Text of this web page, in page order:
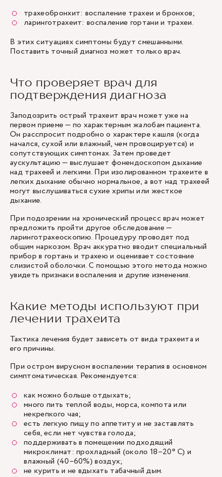
трахеобронхит: воспаление трахеи и бронхов;
ларинготрахеит: воспаление гортани и трахеи.
В этих ситуациях симптомы будут смешанными.
Поставить точный диагноз может только врач.
Что проверяет врач для
подтверждения диагноза
Заподозрить острый трахеит врач может уже на
первом приеме — по характерным жалобам пациента.
Он расспросит подробно о характере кашля (когда
начался, сухой или влажный, чем провоцируется) и
сопутствующих симптомах. Затем проведет
аускультацию — выслушает фонендоскопом дыхание
над трахеей и легкими. При изолированном трахеите в
легких дыхание обычно нормальное, а вот над трахеей
могут выслушиваться сухие хрипы или жесткое
дыхание.
При подозрении на хронический процесс врач может
предложить пройти другое обследование —
ларинготрахеоскопию. Процедуру проводят под
общим наркозом. Врач аккуратно вводит специальный
прибор в гортань и трахею и оценивает состояние
слизистой оболочки. С помощью этого метода можно
увидеть признаки воспаления и другие изменения.
Какие методы используют при
лечении трахеита
Тактика лечения будет зависеть от вида трахеита и
его причины.
При остром вирусном воспалении терапия в основном
симптоматическая. Рекомендуется:
как можно больше отдыхать;
много пить теплой воды, морса, компота или
некрепкого чая;
есть легкую пищу по аппетиту и не заставлять
себя, если нет чувства голода;
поддерживать в помещении подходящий
микроклимат: прохладный (около 18–20° C) и
влажный (40–60%) воздух;
не курить и не вдыхать табачный дым.